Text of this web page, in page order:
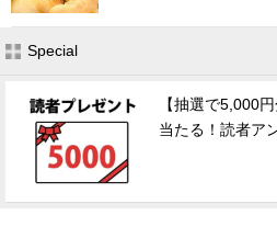
Special
【抽選で5,000
当たる！読者ア